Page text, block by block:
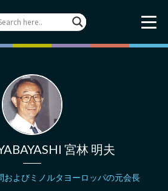
宮林 明夫
およびミノルタヨーロッパの元会長